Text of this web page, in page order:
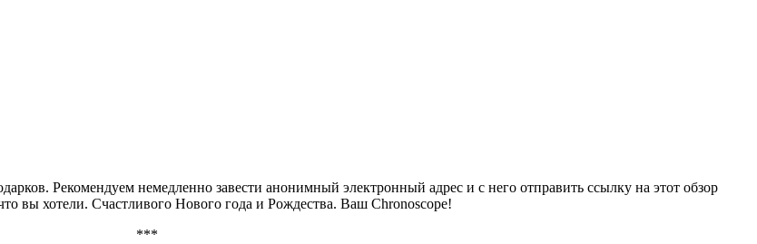
Рекомендуем немедленно завести анонимный электронный адрес и с него отправить ссылку на этот обзор
вы хотели. Счастливого Нового года и Рождества. Ваш Chronoscope!
***